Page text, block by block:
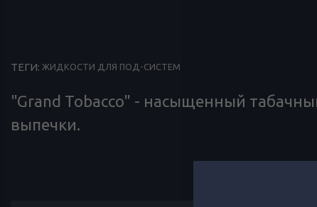
ТЕГИ: ЖИДКОСТИ ДЛЯ ПОД-СИСТЕМ
"Grand Tobacco" - насыщенный
выпечки.